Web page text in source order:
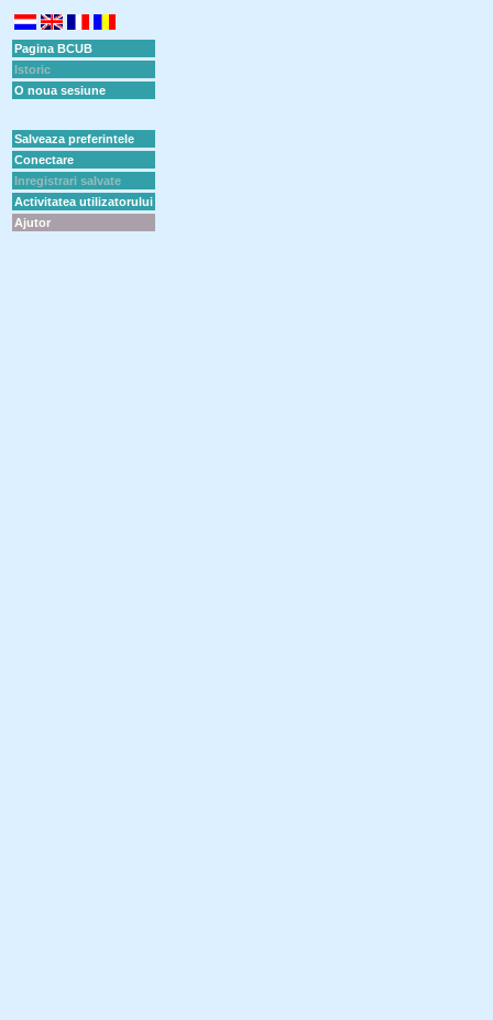
Pagina BCUB
Istoric
O noua sesiune
Salveaza preferintele
Conectare
Inregistrari salvate
Activitatea utilizatorului
Ajutor